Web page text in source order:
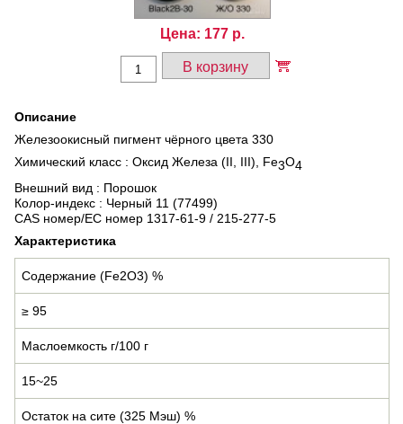
Цена: 177 р.
В корзину
Описание
Железоокисный пигмент чёрного цвета 330
Химический класс : Оксид Железа (II, III), Fe3O4
Внешний вид : Порошок
Колор-индекс : Черный 11 (77499)
CAS номер/EC номер 1317-61-9 / 215-277-5
Характеристика
Содержание (Fe2O3) %
≥ 95
Маслоемкость г/100 г
15~25
Остаток на сите (325 Мэш) %